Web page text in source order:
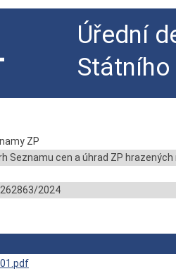
Úřední
ZP
Seznamu cen a úhrad ZP
2024